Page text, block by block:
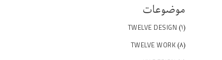
موضوعات
TWELVE DESIGN (۱)
TWELVE WORK (۸)